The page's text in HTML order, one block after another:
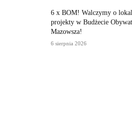
6 x BOM! Walczymy o
projekty w Budżecie
Mazowsza!
6 sierpnia 2026